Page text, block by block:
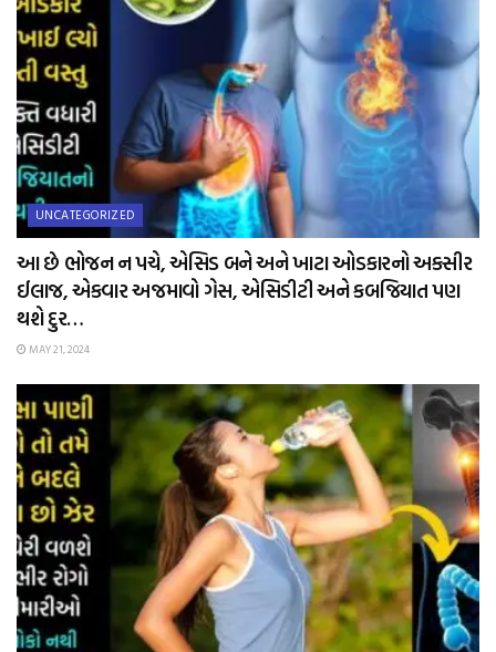
UNCATEGORIZED
આ છે ભોજન ન પચે, એસિડ બને અને ખાટા ઓડકારનો અકસીર
ઈલાજ, એકવાર અજમાવો ગેસ, એસિડીટી અને કબજિયાત પણ
થશે દુર…
MAY 21, 2024